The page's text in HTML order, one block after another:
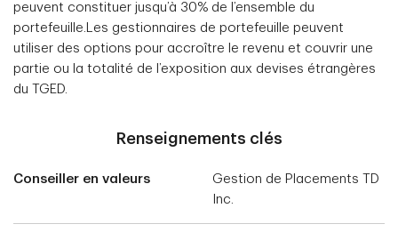
peuvent constituer jusqu’à 30% de l’ensemble du
portefeuille.Les gestionnaires de portefeuille peuvent
utiliser des options pour accroître le revenu et couvrir une
partie ou la totalité de l’exposition aux devises étrangères
du TGED.
Renseignements clés
Conseiller en valeurs
Gestion de Placements TD
Inc.